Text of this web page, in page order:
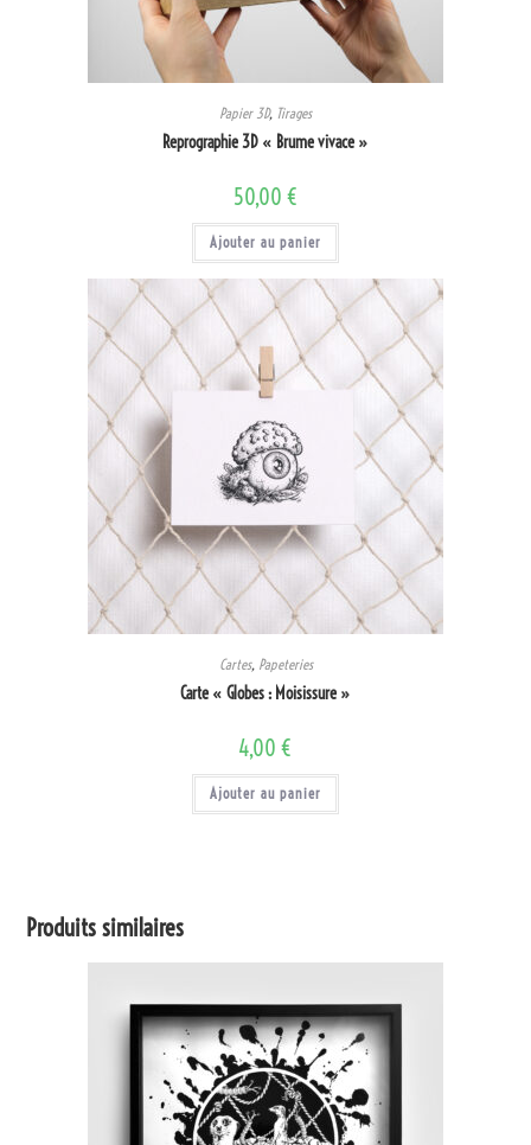
Papier 3D, Tirages
Reprographie 3D « Brume vivace »
50,00 €
Ajouter au panier
Cartes, Papeteries
Carte « Globes : Moisissure »
4,00 €
Ajouter au panier
Produits similaires